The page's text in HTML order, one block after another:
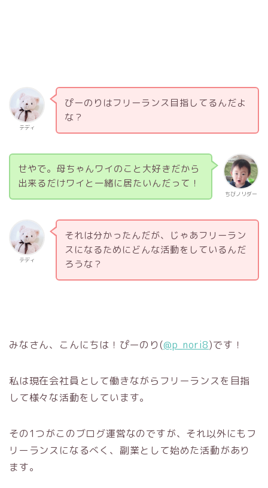
テディ
ぴーのりはフリーランス目指してるんだよ
な？
ちびノリダー
せやで。母ちゃんワイのこと大好きだから
出来るだけワイと一緒に居たいんだって！
テディ
それは分かったんだが、じゃあフリーラン
スになるためにどんな活動をしているんだ
ろうな？
みなさん、こんにちは！ぴーのり(@p_nori8)です！
私は現在会社員として働きながらフリーランスを目指
して様々な活動をしています。
その1つがこのブログ運営なのですが、それ以外にもフ
リーランスになるべく、副業として始めた活動があり
ます。